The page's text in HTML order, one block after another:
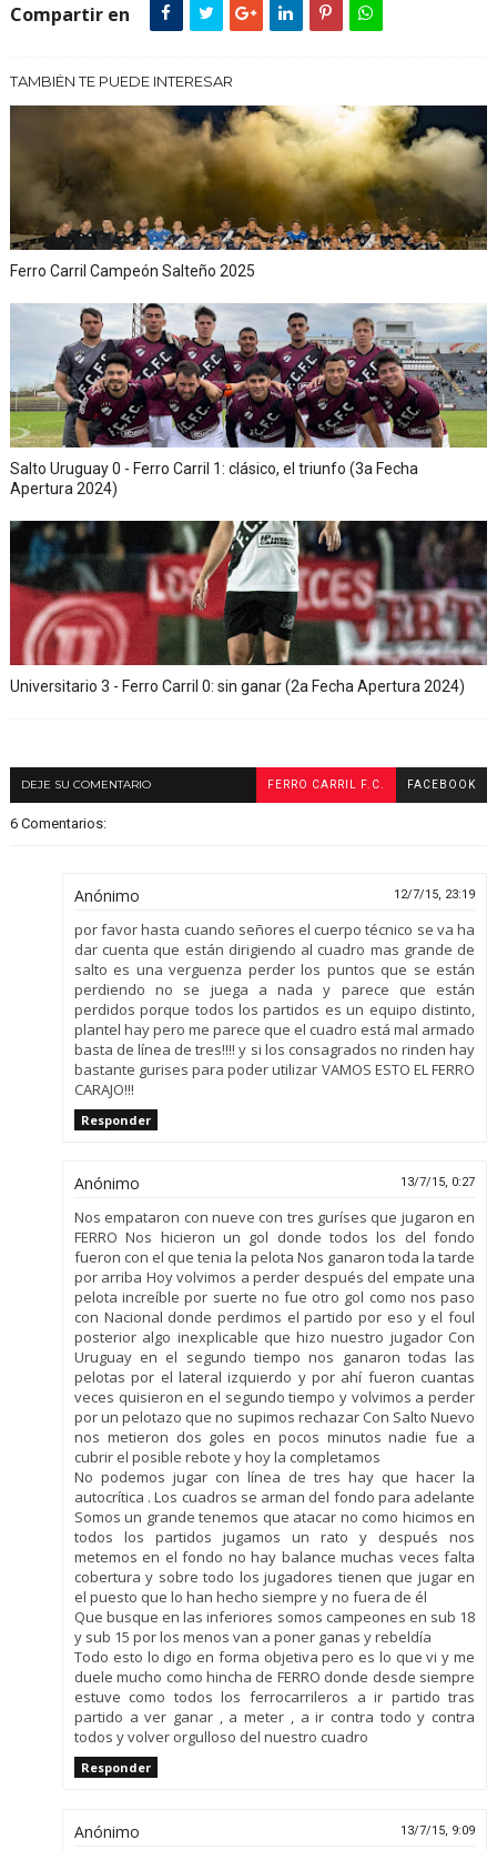
Compartir en
TAMBIÉN TE PUEDE INTERESAR
Ferro Carril Campeón Salteño 2025
Salto Uruguay 0 - Ferro Carril 1: clásico, el triunfo (3a Fecha
Apertura 2024)
Universitario 3 - Ferro Carril 0: sin ganar (2a Fecha Apertura 2024)
DEJE SU COMENTARIO FERRO CARRIL F.C. FACEBOOK
6 Comentarios:
Anónimo 12/7/15, 23:19
por favor hasta cuando señores el cuerpo técnico se va ha
dar cuenta que están dirigiendo al cuadro mas grande de
salto es una verguenza perder los puntos que se están
perdiendo no se juega a nada y parece que están
perdidos porque todos los partidos es un equipo distinto,
plantel hay pero me parece que el cuadro está mal armado
basta de línea de tres!!!! y si los consagrados no rinden hay
bastante gurises para poder utilizar VAMOS ESTO EL FERRO
CARAJO!!!
Responder
Anónimo 13/7/15, 0:27
Nos empataron con nueve con tres guríses que jugaron en
FERRO Nos hicieron un gol donde todos los del fondo
fueron con el que tenia la pelota Nos ganaron toda la tarde
por arriba Hoy volvimos a perder después del empate una
pelota increíble por suerte no fue otro gol como nos paso
con Nacional donde perdimos el partido por eso y el foul
posterior algo inexplicable que hizo nuestro jugador Con
Uruguay en el segundo tiempo nos ganaron todas las
pelotas por el lateral izquierdo y por ahí fueron cuantas
veces quisieron en el segundo tiempo y volvimos a perder
por un pelotazo que no supimos rechazar Con Salto Nuevo
nos metieron dos goles en pocos minutos nadie fue a
cubrir el posible rebote y hoy la completamos
No podemos jugar con línea de tres hay que hacer la
autocrítica . Los cuadros se arman del fondo para adelante
Somos un grande tenemos que atacar no como hicimos en
todos los partidos jugamos un rato y después nos
metemos en el fondo no hay balance muchas veces falta
cobertura y sobre todo los jugadores tienen que jugar en
el puesto que lo han hecho siempre y no fuera de él
Que busque en las inferiores somos campeones en sub 18
y sub 15 por los menos van a poner ganas y rebeldía
Todo esto lo digo en forma objetiva pero es lo que vi y me
duele mucho como hincha de FERRO donde desde siempre
estuve como todos los ferrocarrileros a ir partido tras
partido a ver ganar , a meter , a ir contra todo y contra
todos y volver orgulloso del nuestro cuadro
Responder
Anónimo 13/7/15, 9:09